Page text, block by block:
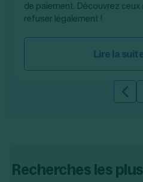
de paiement. Découvrez
refuser légalement !
Lire la
Recherches les